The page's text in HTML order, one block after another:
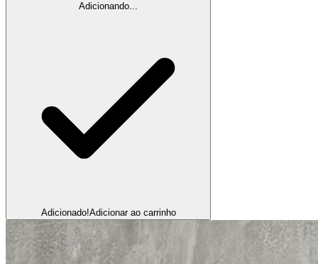
Adicionando...
Adicionado!Adicionar ao carrinho